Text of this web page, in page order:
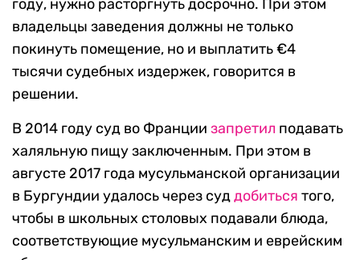
году, нужно расторгнуть досрочно. При этом
владельцы заведения должны не только
покинуть помещение, но и выплатить €4
тысячи судебных издержек, говорится в
решении.
В 2014 году суд во Франции запретил подавать
халяльную пищу заключенным. При этом в
августе 2017 года мусульманской организации
в Бургундии удалось через суддобиться того,
чтобы в школьных столовых подавали блюда,
соответствующие мусульманским и еврейским